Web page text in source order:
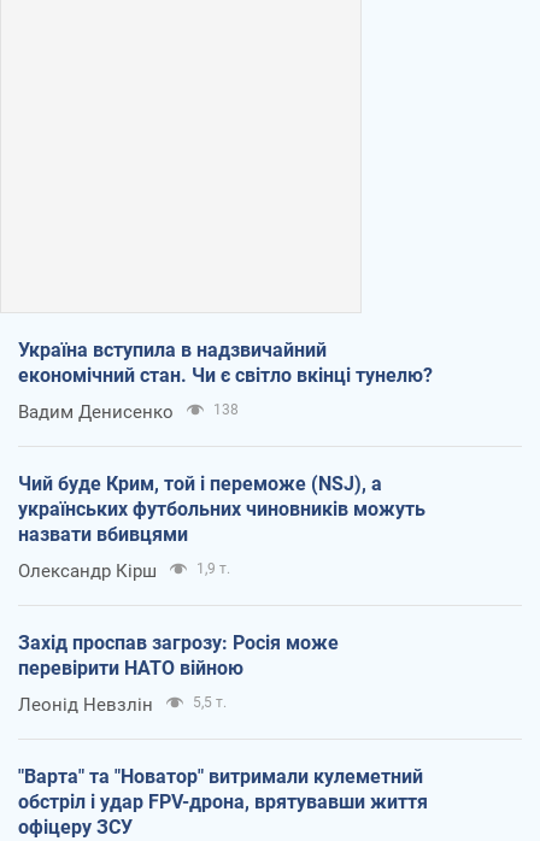
Україна вступила в надзвичайний
економічний стан. Чи є світло вкінці тунелю?
Вадим Денисенко 138
Чий буде Крим, той і переможе (NSJ), а
українських футбольних чиновників можуть
назвати вбивцями
Олександр Кірш 1,9 т.
Захід проспав загрозу: Росія може
перевірити НАТО війною
Леонід Невзлін 5,5 т.
"Варта" та "Новатор" витримали кулеметний
обстріл і удар FPV-дрона, врятувавши життя
офіцеру ЗСУ